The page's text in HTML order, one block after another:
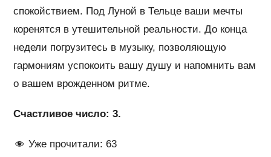
спокойствием. Под Луной в Тельце ваши мечты
коренятся в утешительной реальности. До конца
недели погрузитесь в музыку, позволяющую
гармониям успокоить вашу душу и напомнить вам
о вашем врожденном ритме.
Счастливое число: 3.
Уже прочитали: 63